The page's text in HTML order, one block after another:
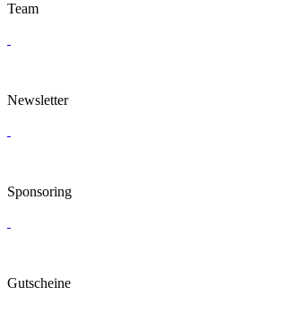
Team
Newsletter
Sponsoring
Gutscheine